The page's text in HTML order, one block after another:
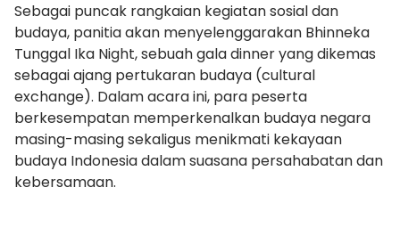
Sebagai puncak rangkaian kegiatan sosial dan
budaya, panitia akan menyelenggarakan Bhinneka
Tunggal Ika Night, sebuah gala dinner yang dikemas
sebagai ajang pertukaran budaya (cultural
exchange). Dalam acara ini, para peserta
berkesempatan memperkenalkan budaya negara
masing-masing sekaligus menikmati kekayaan
budaya Indonesia dalam suasana persahabatan dan
kebersamaan.